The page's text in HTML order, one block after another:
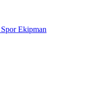
Spor Ekipman